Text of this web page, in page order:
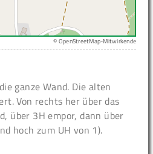
© OpenStreetMap-Mitwirkende
ganze Wand. Die alten
Von rechts her über das
über 3H empor, dann über
hoch zum UH von 1).